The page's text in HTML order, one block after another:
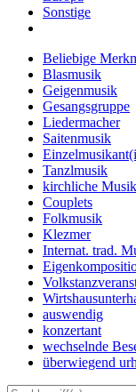
Sonstige
Beliebige
Blasmusik
Geigenmusik
Gesangsgruppe
Liedermacher
Saitenmusik
Tanzlmusik
kirchliche Musik
Couplets
Folkmusik
Klezmer
Internat. trad.
auswendig
konzertant
wechselnde
überwiegend